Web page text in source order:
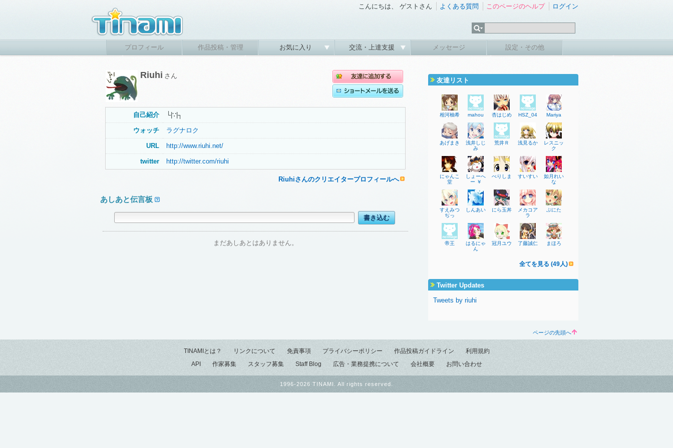
こんにちは、 ゲストさん よくある質問 このページのヘルプ ログイン
プロフィール 作品投稿・管理 お気に入り 交流・上達支援 メッセージ 設定・その他
Riuhi さん
自己紹介 └|∵|┐
ウォッチ ラグナロク
URL http://www.riuhi.net/
twitter http://twitter.com/riuhi
Riuhiさんのクリエイタープロフィールへ
あしあと伝言板
まだあしあとはありません。
友達リスト
相河柚希 mahou 杏はじめ HSZ_04 Mariya
あげまき
浅井しじ
み
荒井Ｒ 浅見るか
レスニッ
ク
にゃんこ
堂
しょーへ
ー ￥
べりしま すいすい
如月れい
な
すえみつ
ぢっ
しんあい にら玉丼
メカコア
ラ
ぷにた
帝王
はるにゃ
ん
冠月ユウ 了藤誠仁 まほろ
全てを見る (49人)
Twitter Updates
Tweets by riuhi
ページの先頭へ
TINAMIとは？ リンクについて 免責事項 プライバシーポリシー 作品投稿ガイドライン
利用規約
API
作家募集 スタッフ募集 Staff Blog 広告・業務提携について 会社概要 お問い合わせ
1996-2026 TINAMI. All rights reserved.